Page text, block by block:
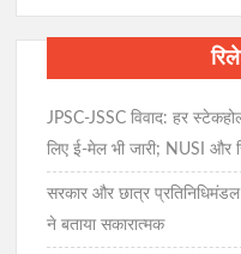
JPSC-JSSC विवाद: हर
लिए ई-मेल भी जारी; NUSI और
सरकार और छात्र प्रतिनिधिमंडल
ने बताया सकारात्मक